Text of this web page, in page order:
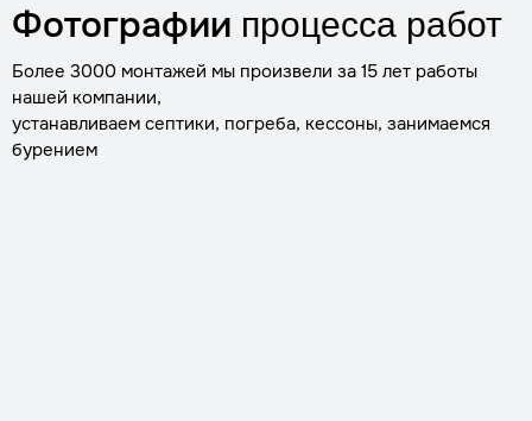
Фотографии процесса работ
Более 3000 монтажей мы произвели за 15 лет работы
нашей компании,
устанавливаем септики, погреба, кессоны, занимаемся
бурением